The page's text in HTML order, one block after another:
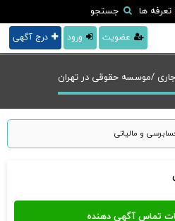
تعرفه ها جستجو
درج آگهی ورود عضویت
/موسسه حقوقی در تهران
و مالیاتی